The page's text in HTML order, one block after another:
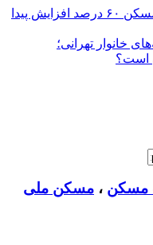
در یکسال گذشته هزینه ساخت مسکن ۶۰ درصد افزایش پیدا
خانوار تهرانی؛
است؟
مسکن ، مسکن ملی